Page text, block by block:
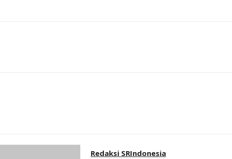
Redaksi SRIndonesia